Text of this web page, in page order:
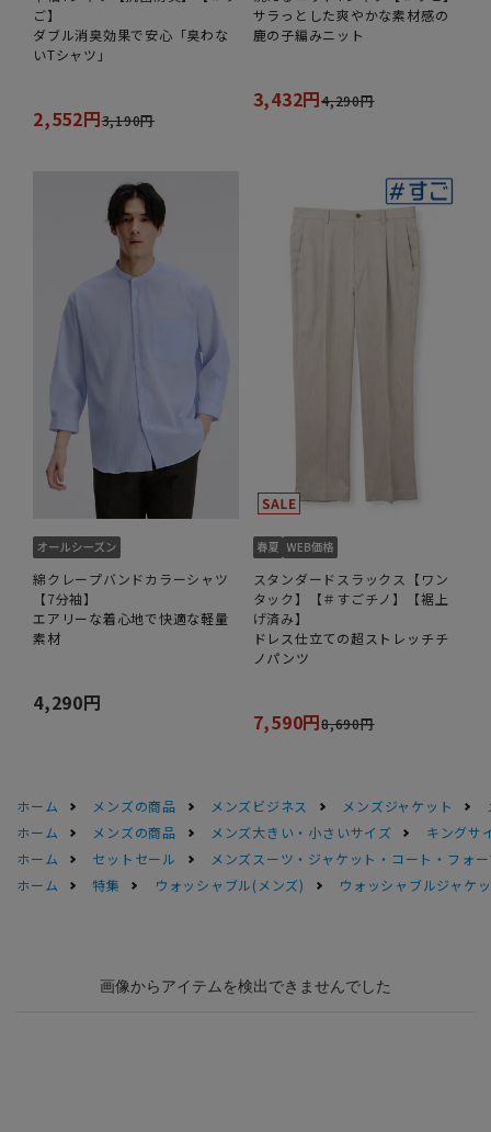
ご】
ダブル消臭効果で安心「臭わな
いTシャツ」
2,552円3,190円
サラっとした爽やかな素材感の
鹿の子編みニット
3,432円4,290円
綿クレープバンドカラーシャツ
【7分袖】
エアリーな着心地で快適な軽量
素材
4,290円
スタンダードスラックス【ワン
タック】【＃すごチノ】【裾上
げ済み】
ドレス仕立ての超ストレッチチ
ノパンツ
7,590円8,690円
ホーム メンズの商品 メンズビジネス メンズジャケット
ホーム
メンズの商品 メンズ大きい・小さいサイズ
キングサ
ホーム
セットセール
メンズスーツ・ジャケット・コート・フォ
ホーム
特集 ウォッシャブル(メンズ) ウォッシャブルジャケ